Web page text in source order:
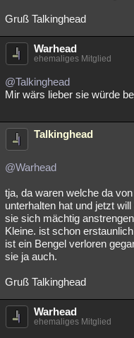
Gruß Talkinghead
Warhead
ehemaliges Mitglied
@Talkinghead
Mir wärs lieber sie würde
Talkinghead
@Warhead
tja, da waren welche da
unterhalten hat und jetzt
sie sich mächtig
Kleine. ist schon
ist ein Bengel verloren
sie ja auch.
Gruß Talkinghead
Warhead
ehemaliges Mitglied